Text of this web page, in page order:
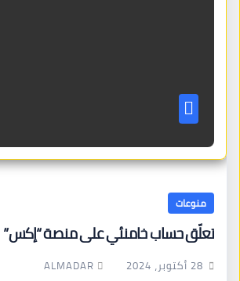
منوعات
تعلّق حساب خامنئي على منصة “إكس”
28 أكتوبر، 2024 ALMADAR